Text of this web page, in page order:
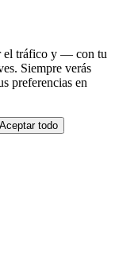
el tráfico y — con tu
Siempre verás
preferencias en
Aceptar todo